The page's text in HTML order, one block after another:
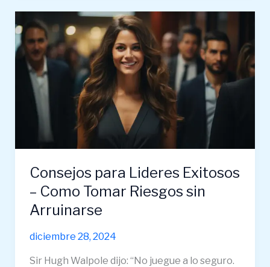
Consejos para Lideres Exitosos
– Como Tomar Riesgos sin
Arruinarse
diciembre 28, 2024
Sir Hugh Walpole dijo: “No juegue a lo seguro.
Consejos
para
Lideres
Exitosos
–
Como
Tomar